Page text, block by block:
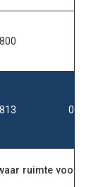
0
ruimte voor is